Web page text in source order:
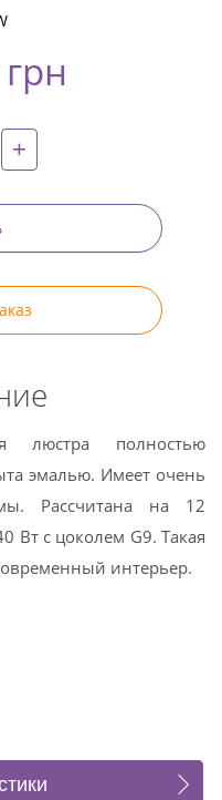
+
Twitter
Pinterest
+
люстра полностью
эмалью. Имеет очень
Рассчитана на 12
Вт с цоколем G9. Такая
интерьер.
(8)